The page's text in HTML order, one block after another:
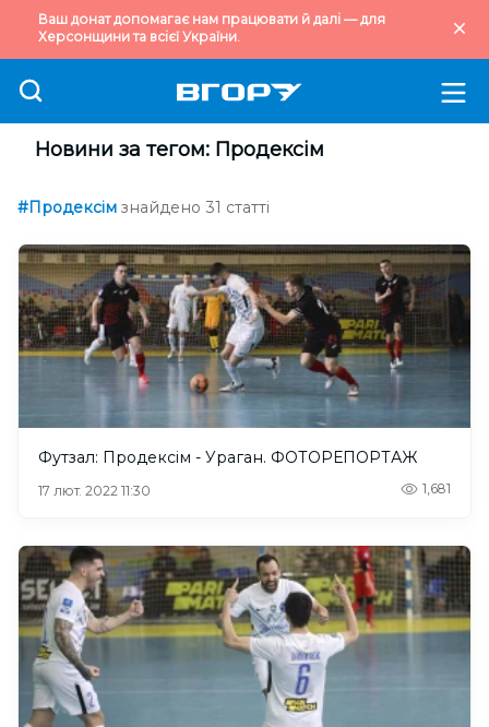
Ваш донат допомагає нам працювати й далі — для
Херсонщини та всієї України.
Новини за тегом: Продексім
#Продексім знайдено 31 статті
Футзал: Продексім - Ураган. ФОТОРЕПОРТАЖ
17 лют. 2022 11:30 1,681